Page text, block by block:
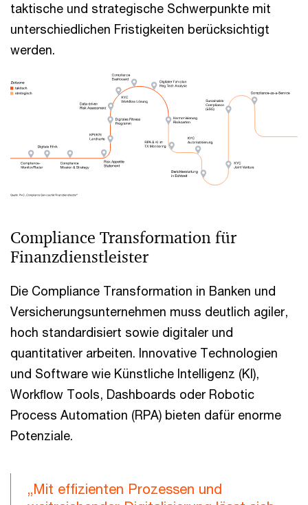
taktische und strategische Schwerpunkte mit
unterschiedlichen Fristigkeiten berücksichtigt
werden.
Compliance Transformation für
Finanzdienstleister
Die Compliance Transformation in Banken und
Versicherungsunternehmen muss deutlich agiler,
hoch standardisiert sowie digitaler und
quantitativer arbeiten. Innovative Technologien
und Software wie Künstliche Intelligenz (KI),
Workﬂow Tools, Dashboards oder Robotic
Process Automation (RPA) bieten dafür enorme
Potenziale.
„Mit effizienten Prozessen und